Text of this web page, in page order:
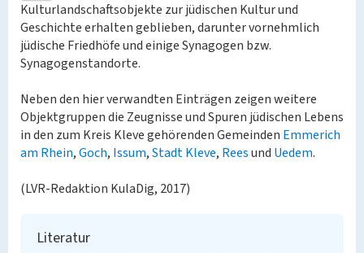
Kulturlandschaftsobjekte zur jüdischen Kultur und
Geschichte erhalten geblieben, darunter vornehmlich
jüdische Friedhöfe und einige Synagogen bzw.
Synagogenstandorte.
Neben den hier verwandten Einträgen zeigen weitere
Objektgruppen die Zeugnisse und Spuren jüdischen Lebens
in den zum Kreis Kleve gehörenden Gemeinden Emmerich
am Rhein,Goch, Issum,Stadt Kleve, Reesund Uedem.
(LVR-Redaktion KulaDig, 2017)
Literatur